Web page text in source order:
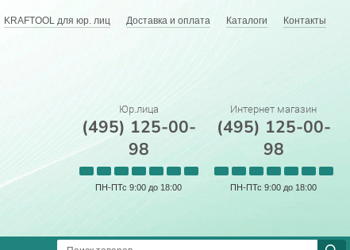
KRAFTOOL для юр. лиц Доставка и оплата Каталоги Контакты
Юр.лица
(495) 125-00-
98
ПН-ПТс 9:00 до 18:00
Интернет магазин
(495) 125-00-
98
ПН-ПТс 9:00 до 18:00